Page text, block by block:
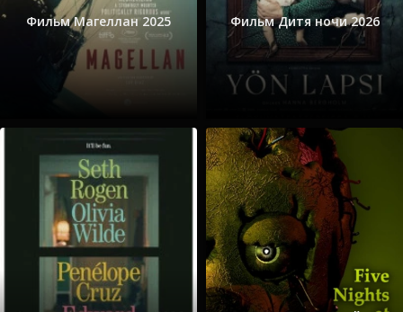
Фильм Магеллан 2025 Фильм Дитя ночи 2026